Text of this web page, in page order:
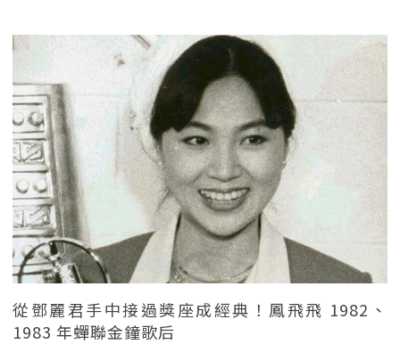
從鄧麗君手中接過獎座成經典！鳳飛飛 1982、
1983 年蟬聯金鐘歌后